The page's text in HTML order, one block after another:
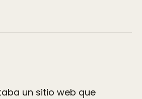
un sitio web que